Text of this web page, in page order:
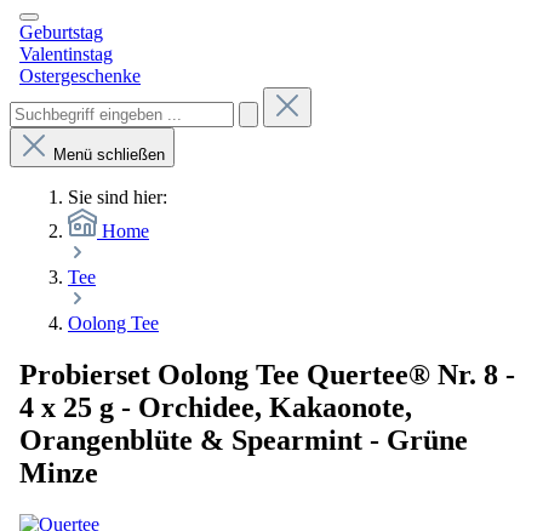
Geburtstag
Valentinstag
Ostergeschenke
Menü schließen
Sie sind hier:
Home
Tee
Oolong Tee
Probierset Oolong Tee Quertee® Nr. 8 -
4 x 25 g - Orchidee, Kakaonote,
Orangenblüte & Spearmint - Grüne
Minze